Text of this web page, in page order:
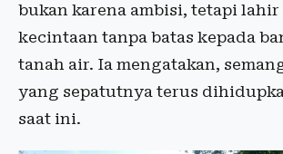
bukan karena ambisi, tetapi
kecintaan tanpa batas kepada
tanah air. Ia mengatakan,
yang sepatutnya terus
saat ini.